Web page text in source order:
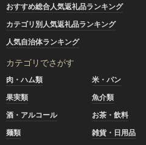
おすすめ総合人気返礼品ランキング
カテゴリ別人気返礼品ランキング
人気自治体ランキング
カテゴリでさがす
肉・ハム類 米・パン
果実類
魚介類
酒・アルコール
お茶・飲料
麺類
雑貨・日用品